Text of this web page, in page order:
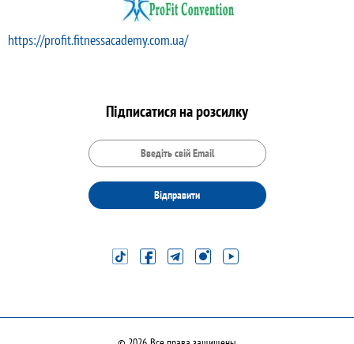
https://profit.fitnessacademy.com.ua/
Підписатися на розсилку
Відправити